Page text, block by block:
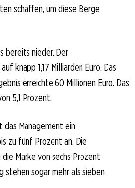
schaffen, um diese Berge
bereits nieder. Der
knapp 1,17 Milliarden Euro. Das
erreichte 60 Millionen Euro. Das
5,1 Prozent.
das Management ein
zu fünf Prozent an. Die
Marke von sechs Prozent
sogar mehr als sieben